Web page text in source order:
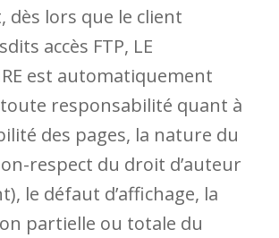
dès lors que le client
accès FTP, LE
est automatiquement
responsabilité quant à
des pages, la nature du
respect du droit d’auteur
le défaut d’affichage, la
partielle ou totale du